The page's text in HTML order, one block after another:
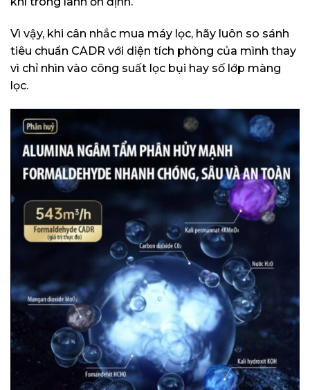
Vì vậy, khi cân nhắc mua máy lọc, hãy luôn so sánh
tiêu chuẩn CADR với diện tích phòng của mình thay
vì chỉ nhìn vào công suất lọc bụi hay số lớp màng
lọc.